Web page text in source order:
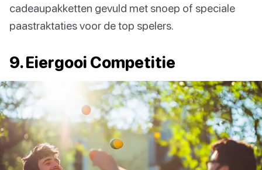
cadeaupakketten gevuld met snoep of speciale
paastraktaties voor de top spelers.
9. Eiergooi Competitie